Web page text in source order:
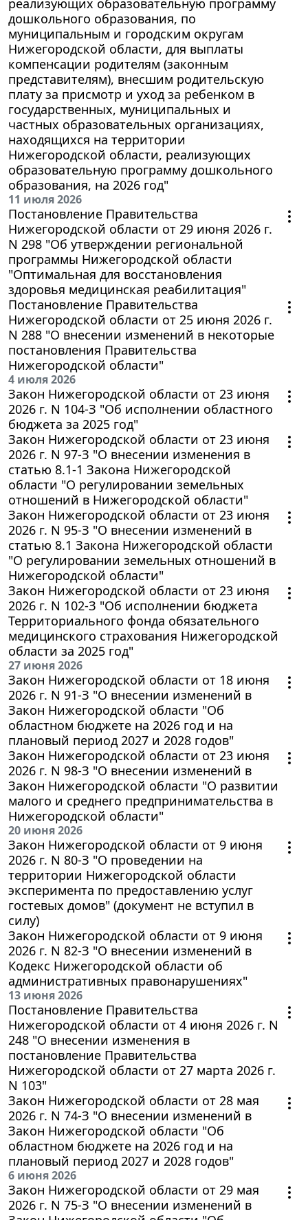
дошкольного образования, по
муниципальным и городским округам
Нижегородской области, для выплаты
компенсации родителям (законным
представителям), внесшим родительскую
плату за присмотр и уход за ребенком в
государственных, муниципальных и
частных образовательных организациях,
находящихся на территории
Нижегородской области, реализующих
образовательную программу дошкольного
образования, на 2026 год"
11 июля 2026
Постановление Правительства
Нижегородской области от 29 июня 2026 г.
N 298 "Об утверждении региональной
программы Нижегородской области
"Оптимальная для восстановления
здоровья медицинская реабилитация"
Постановление Правительства
Нижегородской области от 25 июня 2026 г.
N 288 "О внесении изменений в некоторые
постановления Правительства
Нижегородской области"
4 июля 2026
Закон Нижегородской области от 23 июня
2026 г. N 104-З "Об исполнении областного
бюджета за 2025 год"
Закон Нижегородской области от 23 июня
2026 г. N 97-З "О внесении изменения в
статью 8.1-1 Закона Нижегородской
области "О регулировании земельных
отношений в Нижегородской области"
Закон Нижегородской области от 23 июня
2026 г. N 95-З "О внесении изменений в
статью 8.1 Закона Нижегородской области
"О регулировании земельных отношений в
Нижегородской области"
Закон Нижегородской области от 23 июня
2026 г. N 102-З "Об исполнении бюджета
Территориального фонда обязательного
медицинского страхования Нижегородской
области за 2025 год"
27 июня 2026
Закон Нижегородской области от 18 июня
2026 г. N 91-З "О внесении изменений в
Закон Нижегородской области "Об
областном бюджете на 2026 год и на
плановый период 2027 и 2028 годов"
Закон Нижегородской области от 23 июня
2026 г. N 98-З "О внесении изменений в
Закон Нижегородской области "О развитии
малого и среднего предпринимательства в
Нижегородской области"
20 июня 2026
Закон Нижегородской области от 9 июня
2026 г. N 80-З "О проведении на
территории Нижегородской области
эксперимента по предоставлению услуг
гостевых домов" (документ не вступил в
силу)
Закон Нижегородской области от 9 июня
2026 г. N 82-З "О внесении изменений в
Кодекс Нижегородской области об
административных правонарушениях"
13 июня 2026
Постановление Правительства
Нижегородской области от 4 июня 2026 г. N
248 "О внесении изменения в
постановление Правительства
Нижегородской области от 27 марта 2026 г.
N 103"
Закон Нижегородской области от 28 мая
2026 г. N 74-З "О внесении изменений в
Закон Нижегородской области "Об
областном бюджете на 2026 год и на
плановый период 2027 и 2028 годов"
6 июня 2026
Закон Нижегородской области от 29 мая
2026 г. N 75-З "О внесении изменений в